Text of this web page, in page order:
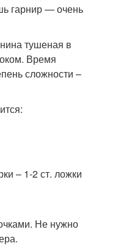
гарнир — очень
тушеная в
Время
сложности –
– 1-2 ст. ложки
Не нужно